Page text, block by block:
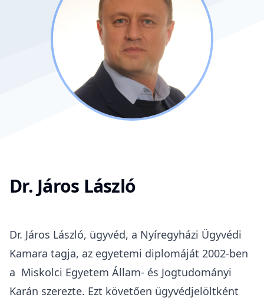
Dr. Járos László
Dr. Járos László, ügyvéd, a Nyíregyházi Ügyvédi
Kamara tagja, az egyetemi diplomáját 2002-ben
a Miskolci Egyetem Állam- és Jogtudományi
Karán szerezte. Ezt követően ügyvédjelöltként